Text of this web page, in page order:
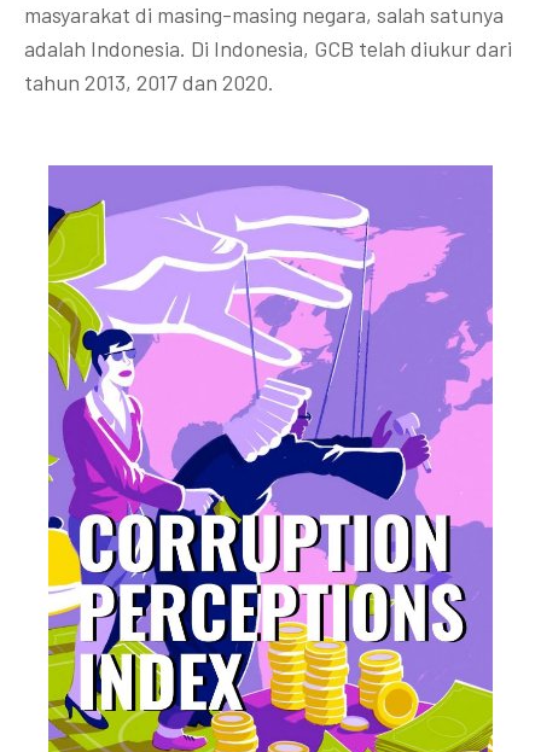
masyarakat di masing-masing negara, salah satunya
adalah Indonesia. Di Indonesia, GCB telah diukur dari
tahun 2013, 2017 dan 2020.